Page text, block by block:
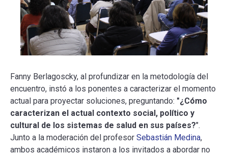
Fanny Berlagoscky, al profundizar en la metodología del
encuentro, instó a los ponentes a caracterizar el momento
actual para proyectar soluciones, preguntando: "¿Cómo
caracterizan el actual contexto social, político y
cultural de los sistemas de salud en sus países?".
Junto a la moderación del profesor Sebastián Medina,
ambos académicos instaron a los invitados a abordar no